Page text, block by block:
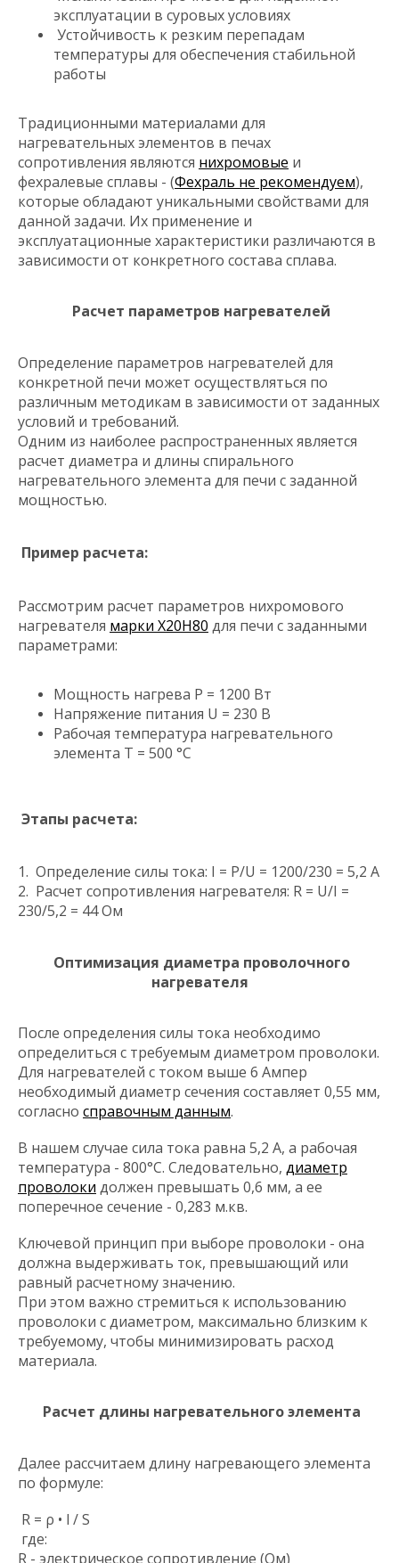
эксплуатации в суровых условиях
Устойчивость к резким перепадам
температуры для обеспечения стабильной
работы
Традиционными материалами для
нагревательных элементов в печах
сопротивления являются нихромовые и
фехралевые сплавы - (Фехраль не рекомендуем),
которые обладают уникальными свойствами для
данной задачи. Их применение и
эксплуатационные характеристики различаются в
зависимости от конкретного состава сплава.
Расчет параметров нагревателей
Определение параметров нагревателей для
конкретной печи может осуществляться по
различным методикам в зависимости от заданных
условий и требований.
Одним из наиболее распространенных является
расчет диаметра и длины спирального
нагревательного элемента для печи с заданной
мощностью.
Пример расчета:
Рассмотрим расчет параметров нихромового
нагревателя марки Х20Н80 для печи с заданными
параметрами:
Мощность нагрева P = 1200 Вт
Напряжение питания U = 230 В
Рабочая температура нагревательного
элемента T = 500 °C
Этапы расчета:
1. Определение силы тока: I = P/U = 1200/230 = 5,2 А
2. Расчет сопротивления нагревателя: R = U/I =
230/5,2 = 44 Ом
Оптимизация диаметра проволочного
нагревателя
После определения силы тока необходимо
определиться с требуемым диаметром проволоки.
Для нагревателей с током выше 6 Ампер
необходимый диаметр сечения составляет 0,55 мм,
согласно справочным данным.
В нашем случае сила тока равна 5,2 А, а рабочая
температура - 800°C. Следовательно, диаметр
проволоки должен превышать 0,6 мм, а ее
поперечное сечение - 0,283 м.кв.
Ключевой принцип при выборе проволоки - она
должна выдерживать ток, превышающий или
равный расчетному значению.
При этом важно стремиться к использованию
проволоки с диаметром, максимально близким к
требуемому, чтобы минимизировать расход
материала.
Расчет длины нагревательного элемента
Далее рассчитаем длину нагревающего элемента
по формуле:
R = ρ • l / S
где:
R - электрическое сопротивление (Ом)